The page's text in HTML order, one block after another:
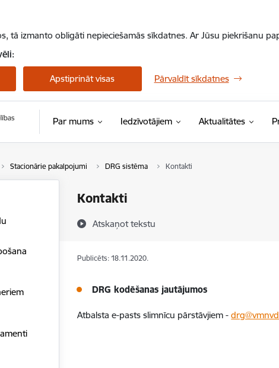
tā izmanto obligāti nepieciešamās sīkdatnes. Ar Jūsu piekrišanu
Apstiprināt visas Pārvaldīt sīkdatnes
Par mums Iedzīvotājiem Aktualitātes
Stacionārie pakalpojumi DRG sistēma Kontakti
Kontakti
Atskaņot tekstu
Publicēts: 18.11.2020.
DRG kodēšanas jautājumos
Atbalsta e-pasts slimnīcu pārstāvjiem -